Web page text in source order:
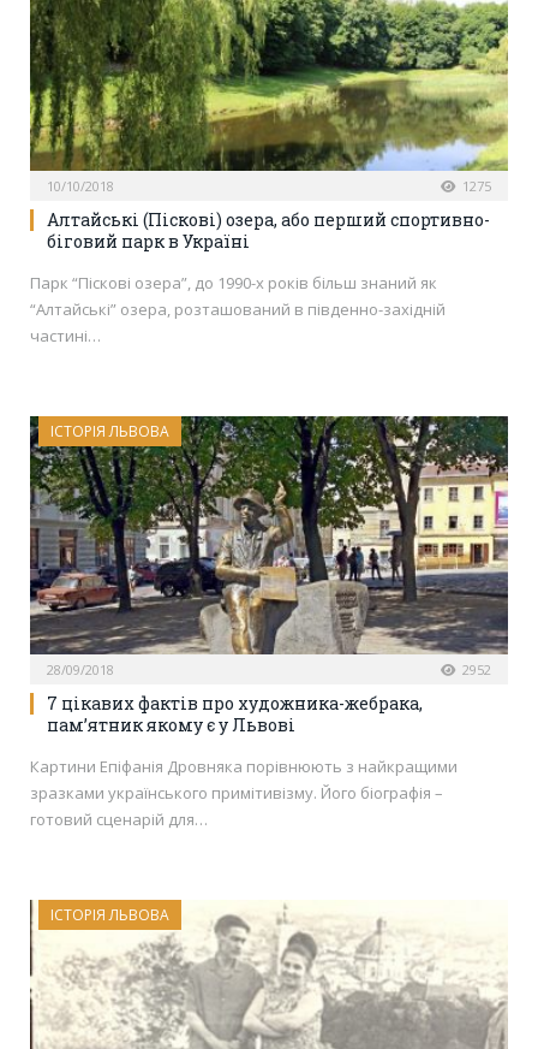
10/10/2018 1275
Алтайські (Піскові) озера, або перший спортивно-
біговий парк в Україні
Парк “Піскові озера”, до 1990-х років більш знаний як
“Алтайські” озера, розташований в південно-західній
частині…
ІСТОРІЯ ЛЬВОВА
28/09/2018 2952
7 цікавих фактів про художника-жебрака,
пам’ятник якому є у Львові
Картини Епіфанія Дровняка порівнюють з найкращими
зразками українського примітивізму. Його біографія –
готовий сценарій для…
ІСТОРІЯ ЛЬВОВА